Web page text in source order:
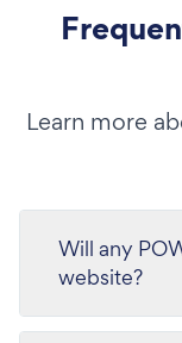
Learn more
Will any
website?